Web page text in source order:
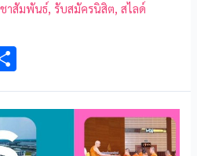
าสัมพันธ์, รับสมัครนิสิต,สไลด์
h
ar
e